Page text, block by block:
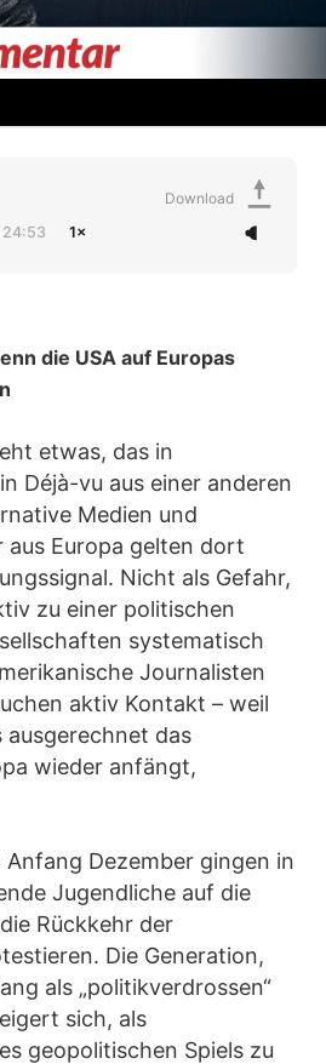
24:53 1×
Download
die USA auf Europas
etwas, das in
Déjà-vu aus einer anderen
Medien und
aus Europa gelten dort
Nicht als Gefahr,
zu einer politischen
systematisch
Journalisten
aktiv Kontakt – weil
ausgerechnet das
wieder anfängt,
Anfang Dezember gingen in
Jugendliche auf die
Rückkehr der
Die Generation,
als „politikverdrossen“
sich, als
geopolitischen Spiels zu